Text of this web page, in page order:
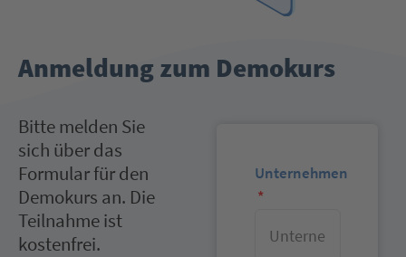
Anmeldung zum Demokurs
Bitte melden Sie
sich über das
Formular für den
Demokurs an. Die
Teilnahme ist
kostenfrei.
Unternehmen